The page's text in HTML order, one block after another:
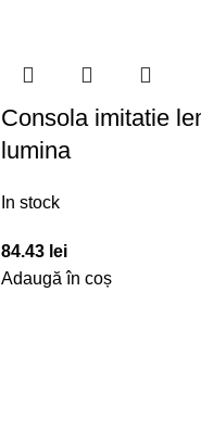
Consola imitatie
lumina
In stock
84.43 lei
Adaugă în coș